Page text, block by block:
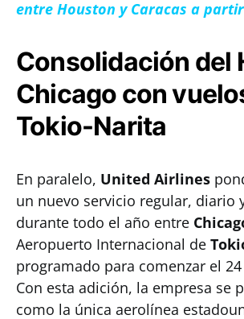
entre Houston y Caracas a
Consolidación del
Chicago con
Tokio-Narita
En paralelo, United Airlines
un nuevo servicio regular, diario
durante todo el año entre
Aeropuerto Internacional de
programado para comenzar el
Con esta adición, la empresa se
como la única aerolínea